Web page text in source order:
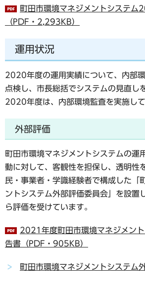
町田市環境マネジメントシステム
（PDF・2,293KB）
運用状況
2020年度の運用実績について、内部
点検し、市長総括でシステムの見直し
2020年度は、内部環境監査を実施して
外部評価
町田市環境マネジメントシステムの運
動に対して、客観性を担保し、透明性
民・事業者・学識経験者で構成した「
ントシステム外部評価委員会」を設置
ら評価を受けています。
2021年度町田市環境マネジメン
告書（PDF・905KB）
町田市環境マネジメントシステム